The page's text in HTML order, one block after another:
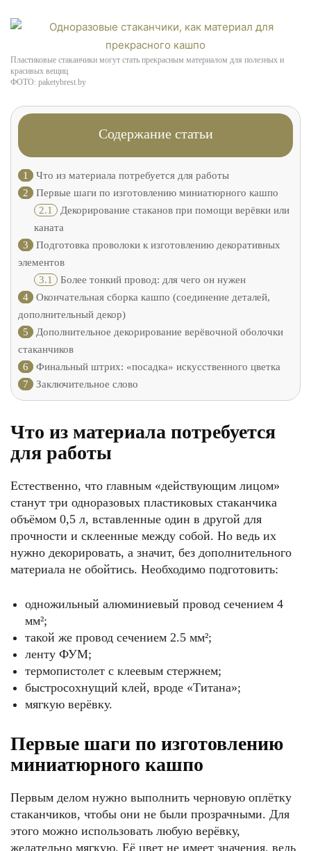
Пластиковые стаканчики могут стать прекрасным материалом для полезных и
красивых вещиц
ФОТО: paketybrest.by
Содержание статьи
1
Что из материала потребуется для работы
2
Первые шаги по изготовлению миниатюрного кашпо
2.1 Декорирование стаканов при помощи верёвки или
каната
3
Подготовка проволоки к изготовлению декоративных
элементов
3.1 Более тонкий провод: для чего он нужен
4
Окончательная сборка кашпо (соединение деталей,
дополнительный декор)
5
Дополнительное декорирование верёвочной оболочки
стаканчиков
6
Финальный штрих: «посадка» искусственного цветка
7
Заключительное слово
Что из материала потребуется
для работы
Естественно, что главным «действующим лицом»
станут три одноразовых пластиковых стаканчика
объёмом 0,5 л, вставленные один в другой для
прочности и склеенные между собой. Но ведь их
нужно декорировать, а значит, без дополнительного
материала не обойтись. Необходимо подготовить:
одножильный алюминиевый провод сечением 4
мм²;
такой же провод сечением 2.5 мм²;
ленту ФУМ;
термопистолет с клеевым стержнем;
быстросохнущий клей, вроде «Титана»;
мягкую верёвку.
Первые шаги по изготовлению
миниатюрного кашпо
Первым делом нужно выполнить черновую оплётку
стаканчиков, чтобы они не были прозрачными. Для
этого можно использовать любую верёвку,
желательно мягкую. Её цвет не имеет значения, ведь